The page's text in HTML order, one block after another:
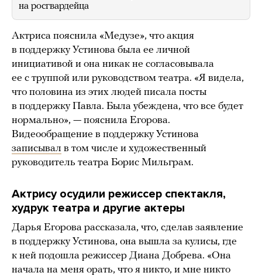
на росгвардейца
Актриса пояснила «Медузе», что акция
в поддержку Устинова была ее личной
инициативой и она никак не согласовывала
ее с труппой или руководством театра. «Я видела,
что половина из этих людей писала посты
в поддержку Павла. Была убеждена, что все будет
нормально», — пояснила Егорова.
Видеообращение в поддержку Устинова
записывал в том числе и художественный
руководитель театра Борис Мильграм.
Актрису осудили режиссер спектакля,
худрук театра и другие актеры
Дарья Егорова рассказала, что, сделав заявление
в поддержку Устинова, она вышла за кулисы, где
к ней подошла режиссер Диана Добрева. «Она
начала на меня орать, что я никто, и мне никто